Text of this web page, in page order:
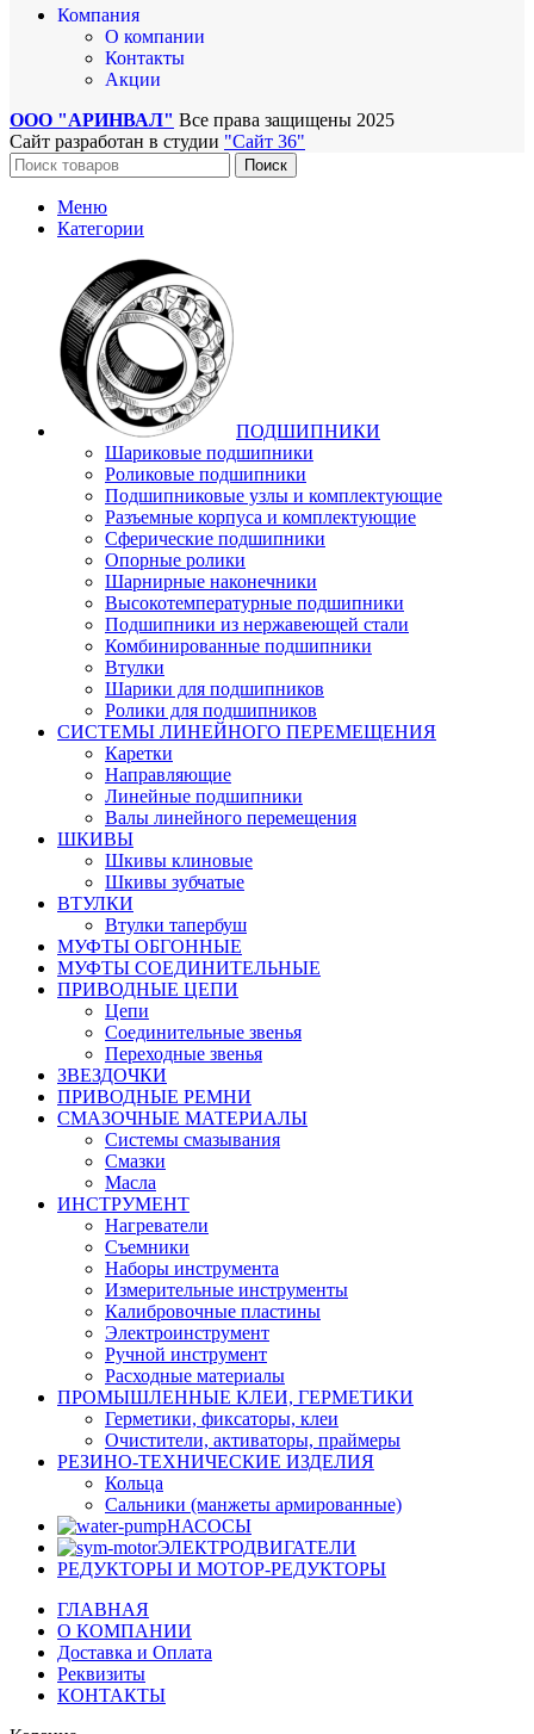
Компания
О компании
Контакты
Акции
ООО "АРИНВАЛ" Все права защищены 2025
Сайт разработан в студии "Сайт 36"
Поиск
Меню
Категории
ПОДШИПНИКИ
Шариковые подшипники
Роликовые подшипники
Подшипниковые узлы и комплектующие
Разъемные корпуса и комплектующие
Сферические подшипники
Опорные ролики
Шарнирные наконечники
Высокотемпературные подшипники
Подшипники из нержавеющей стали
Комбинированные подшипники
Втулки
Шарики для подшипников
Ролики для подшипников
СИСТЕМЫ ЛИНЕЙНОГО ПЕРЕМЕЩЕНИЯ
Каретки
Направляющие
Линейные подшипники
Валы линейного перемещения
ШКИВЫ
Шкивы клиновые
Шкивы зубчатые
ВТУЛКИ
Втулки тапербуш
МУФТЫ ОБГОННЫЕ
МУФТЫ СОЕДИНИТЕЛЬНЫЕ
ПРИВОДНЫЕ ЦЕПИ
Цепи
Соединительные звенья
Переходные звенья
ЗВЕЗДОЧКИ
ПРИВОДНЫЕ РЕМНИ
СМАЗОЧНЫЕ МАТЕРИАЛЫ
Системы смазывания
Смазки
Масла
ИНСТРУМЕНТ
Нагреватели
Съемники
Наборы инструмента
Измерительные инструменты
Калибровочные пластины
Электроинструмент
Ручной инструмент
Расходные материалы
ПРОМЫШЛЕННЫЕ КЛЕИ, ГЕРМЕТИКИ
Герметики, фиксаторы, клеи
Очистители, активаторы, праймеры
РЕЗИНО-ТЕХНИЧЕСКИЕ ИЗДЕЛИЯ
Кольца
Сальники (манжеты армированные)
НАСОСЫ
ЭЛЕКТРОДВИГАТЕЛИ
РЕДУКТОРЫ И МОТОР-РЕДУКТОРЫ
ГЛАВНАЯ
О КОМПАНИИ
Доставка и Оплата
Реквизиты
КОНТАКТЫ